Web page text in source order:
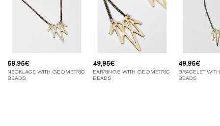
59,95€
NECKLACE WITH GEOMETRIC
BEADS
49,95€
EARRINGS WITH GEOMETRIC
BEADS
49,95€
BRACELET
BEADS